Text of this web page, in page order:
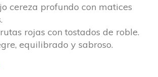
cereza profundo con matices
rojas con tostados de roble.
equilibrado y sabroso.